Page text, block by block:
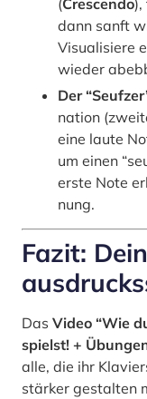
(Cre­scen­do),
dann sanft
Visua­li­sie­re
wie­der
Der
na­ti­on
eine lau­te
um einen
ers­te Note
nung.
Fazit:
Das Video “Wie
spielst! +
alle, die ihr
stär­ker gestal­ten